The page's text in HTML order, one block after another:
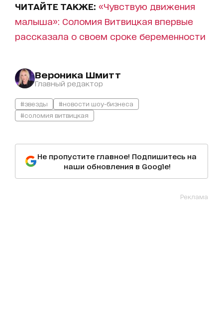
ЧИТАЙТЕ ТАКЖЕ: «Чувствую движения
малыша»: Соломия Витвицкая впервые
рассказала о своем сроке беременности
Вероника Шмитт
Главный редактор
#звезды
#новости шоу-бизнеса
#соломия витвицкая
Не пропустите главное! Подпишитесь на
наши обновления в Google!
Реклама